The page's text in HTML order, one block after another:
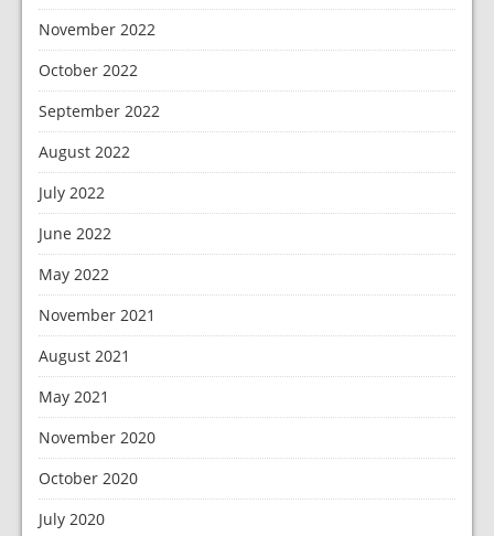
November 2022
October 2022
September 2022
August 2022
July 2022
June 2022
May 2022
November 2021
August 2021
May 2021
November 2020
October 2020
July 2020